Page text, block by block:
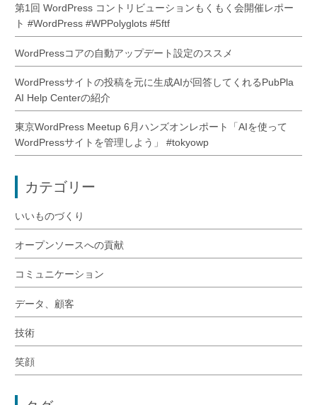
第1回 WordPress コントリビューションもくもく会開催レポー
ト #WordPress #WPPolyglots #5ftf
WordPressコアの自動アップデート設定のススメ
WordPressサイトの投稿を元に生成AIが回答してくれるPubPla
AI Help Centerの紹介
東京WordPress Meetup 6月ハンズオンレポート「AIを使って
WordPressサイトを管理しよう」 #tokyowp
カテゴリー
いいものづくり
オープンソースへの貢献
コミュニケーション
データ、顧客
技術
笑顔